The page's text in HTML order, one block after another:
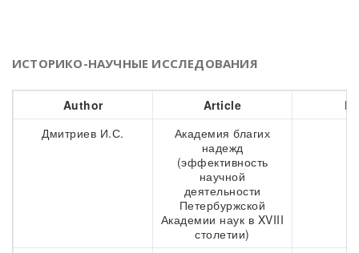
ИСТОРИКО-НАУЧНЫЕ ИССЛЕДОВАНИЯ
Author Article
Дмитриев И.С.
Академия благих
надежд
(эффективность
научной
деятельности
Петербуржской
Академии наук в XVIII
столетии)